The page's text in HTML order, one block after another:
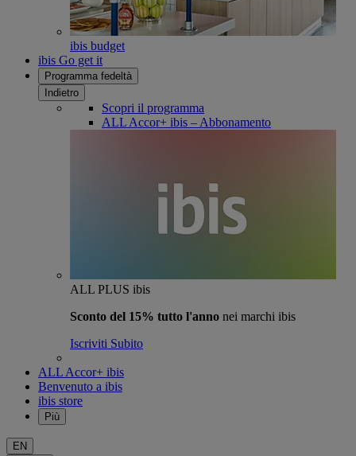
ibis budget
ibis Go get it
Programma fedeltà
Indietro
Scopri il programma
ALL Accor+ ibis – Abbonamento
ALL PLUS ibis
Sconto del 15% tutto l'anno nei marchi ibis
Iscriviti Subito
ALL Accor+ ibis
Benvenuto a ibis
ibis store
Più
EN